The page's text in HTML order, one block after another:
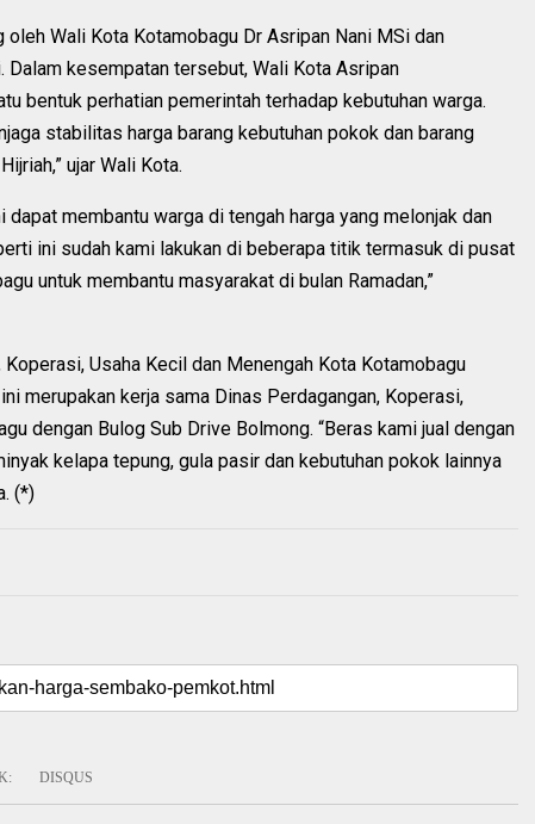
Wali Kota Kotamobagu Dr Asripan Nani MSi dan
kesempatan tersebut, Wali Kota Asripan
bentuk perhatian pemerintah terhadap kebutuhan warga.
stabilitas harga barang kebutuhan pokok dan barang
ujar Wali Kota.
dapat membantu warga di tengah harga yang melonjak dan
ini sudah kami lakukan di beberapa titik termasuk di pusat
untuk membantu masyarakat di bulan Ramadan,”
Usaha Kecil dan Menengah Kota Kotamobagu
merupakan kerja sama Dinas Perdagangan, Koperasi,
dengan Bulog Sub Drive Bolmong. “Beras kami jual dengan
kelapa tepung, gula pasir dan kebutuhan pokok lainnya
(*)
: DISQUS